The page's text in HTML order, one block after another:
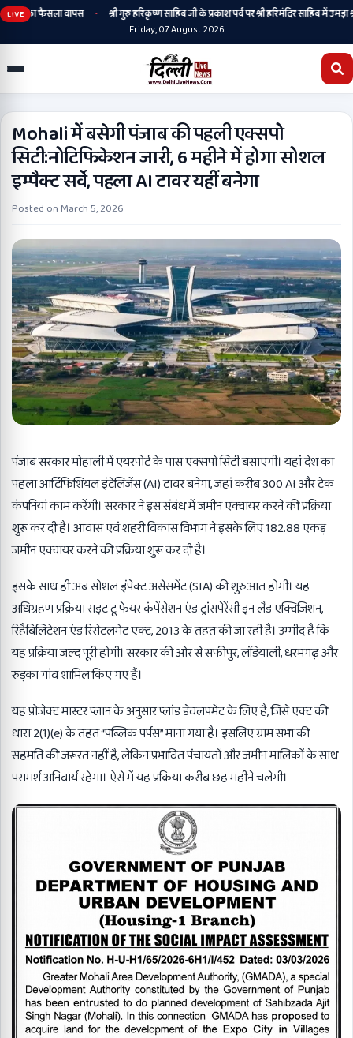
LIVE
का फैसला वापस •
श्री गुरु हरिकृष्ण साहिब जी के प्रकाश पर्व पर श्री हरिमंदिर साहिब में उमड़ा
Friday, 07 August 2026
Mohali में बसेगी पंजाब की पहली एक्सपो
सिटी:नोटिफिकेशन जारी, 6 महीने में होगा सोशल
इम्पैक्ट सर्वे, पहला AI टावर यहीं बनेगा
Posted on March 5, 2026
पंजाब सरकार मोहाली में एयरपोर्ट के पास एक्सपो सिटी बसाएगी। यहां देश का
पहला आर्टिफिशियल इंटेलिजेंस (AI) टावर बनेगा, जहां करीब 300 AI और टेक
कंपनियां काम करेंगी। सरकार ने इस संबंध में जमीन एक्वायर करने की प्रक्रिया
शुरू कर दी है। आवास एवं शहरी विकास विभाग ने इसके लिए 182.88 एकड़
जमीन एक्वायर करने की प्रक्रिया शुरू कर दी है।
इसके साथ ही अब सोशल इंपेक्ट असेसमेंट (SIA) की शुरुआत होगी। यह
अधिग्रहण प्रक्रिया राइट टू फेयर कंपेंसेशन एंड ट्रांसपेरेंसी इन लैंड एक्विजिशन,
रिहैबिलिटेशन एंड रिसेटलमेंट एक्ट, 2013 के तहत की जा रही है। उम्मीद है कि
यह प्रक्रिया जल्द पूरी होगी। सरकार की ओर से सफीपुर, लंडियाली, धरमगढ़ और
रुड़का गांव शामिल किए गए हैं।
यह प्रोजेक्ट मास्टर प्लान के अनुसार प्लांड डेवलपमेंट के लिए है, जिसे एक्ट की
धारा 2(1)(e) के तहत “पब्लिक पर्पस” माना गया है। इसलिए ग्राम सभा की
सहमति की जरूरत नहीं है, लेकिन प्रभावित पंचायतों और जमीन मालिकों के साथ
परामर्श अनिवार्य रहेगा। ऐसे में यह प्रक्रिया करीब छह महीने चलेगी।